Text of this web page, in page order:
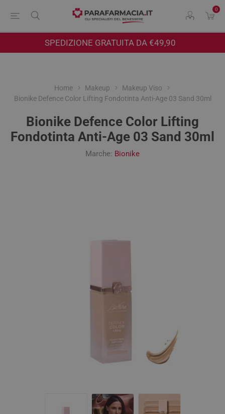
0
SPEDIZIONE GRATUITA DA €49,90
Home Makeup
Makeup Viso
Bionike Defence Color Lifting Fondotinta Anti-Age 03 Sand 30ml
Bionike Defence Color Lifting
Fondotinta Anti-Age 03 Sand 30ml
Marche: Bionike